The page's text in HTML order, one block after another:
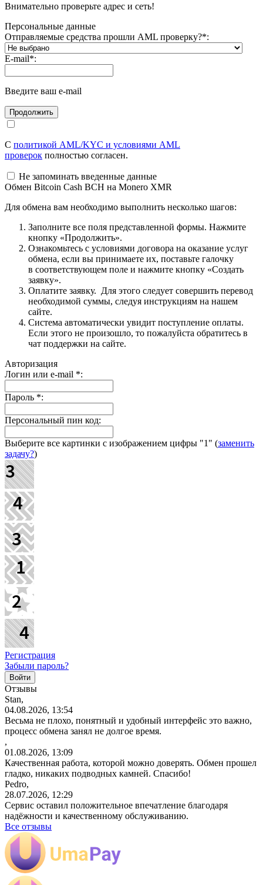
Внимательно проверьте адрес и сеть!
Персональные данные
Отправляемые средства прошли AML проверку?*:
E-mail*:
Введите ваш e-mail
С политикой AML/KYC и условиями AML
проверок полностью согласен.
Не запоминать введенные данные
Обмен Bitcoin Cash BCH на Monero XMR
Для обмена вам необходимо выполнить несколько шагов:
Заполните все поля представленной формы. Нажмите
кнопку «Продолжить».
Ознакомьтесь с условиями договора на оказание услуг
обмена, если вы принимаете их, поставьте галочку
в соответствующем поле и нажмите кнопку «Создать
заявку».
Оплатите заявку. Для этого следует совершить перевод
необходимой суммы, следуя инструкциям на нашем
сайте.
Система автоматически увидит поступление оплаты.
Если этого не произошло, то пожалуйста обратитесь в
чат поддержки на сайте.
Авторизация
Логин или e-mail *:
Пароль *:
Персональный пин код:
Выберите все картинки с изображением цифры "1" (заменить
задачу?)
Регистрация
Забыли пароль?
Отзывы
Stan,
04.08.2026, 13:54
Весьма не плохо, понятный и удобный интерфейс это важно,
процесс обмена занял не долгое время.
,
01.08.2026, 13:09
Качественная работа, которой можно доверять. Обмен прошел
гладко, никаких подводных камней. Спасибо!
Pedro,
28.07.2026, 12:29
Сервис оставил положительное впечатление благодаря
надёжности и качественному обслуживанию.
Все отзывы